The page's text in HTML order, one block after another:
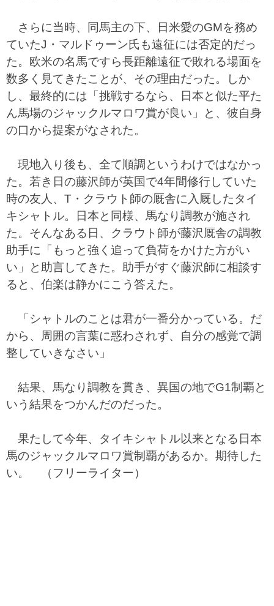
さらに当時、同馬主の下、日米愛のGMを務め
ていたJ・マルドゥーン氏も遠征には否定的だっ
た。欧米の名馬ですら長距離遠征で敗れる場面を
数多く見てきたことが、その理由だった。しか
し、最終的には「挑戦するなら、日本と似た平た
ん馬場のジャックルマロワ賞が良い」と、彼自身
の口から提案がなされた。
現地入り後も、全て順調というわけではなかっ
た。若き日の藤沢師が英国で4年間修行していた
時の友人、T・クラウト師の厩舎に入厩したタイ
キシャトル。日本と同様、馬なり調教が施され
た。そんなある日、クラウト師が藤沢厩舎の調教
助手に「もっと強く追って負荷をかけた方がい
い」と助言してきた。助手がすぐ藤沢師に相談す
ると、伯楽は静かにこう答えた。
「シャトルのことは君が一番分かっている。だ
から、周囲の言葉に惑わされず、自分の感覚で調
整していきなさい」
結果、馬なり調教を貫き、異国の地でG1制覇と
いう結果をつかんだのだった。
果たして今年、タイキシャトル以来となる日本
馬のジャックルマロワ賞制覇があるか。期待した
い。 （フリーライター）